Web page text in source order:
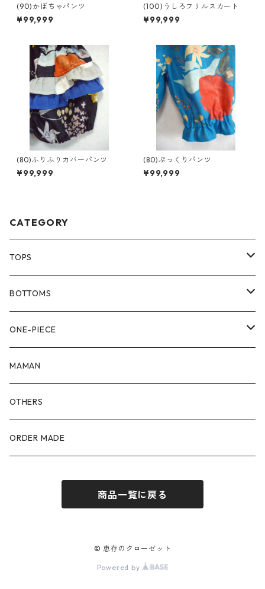
(90)かぼちゃパンツ
¥99,999
(100)うしろフリルスカート
¥99,999
(80)ふりふりカバーパンツ
¥99,999
(80)ぷっくりパンツ
¥99,999
CATEGORY
TOPS
80size
90size
100size
110size
BOTTOMS
80size
90size
100size
110size
ONE-PIECE
80size
90size
100size
MAMAN
OTHERS
ORDER MADE
商品一覧に戻る
© 恵存のクローゼット
Powered by